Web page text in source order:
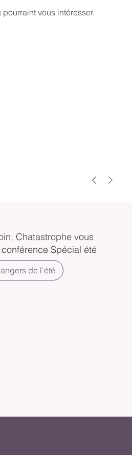
vous intéresser.
Chatastrophe vous
Spécial été
de l'été